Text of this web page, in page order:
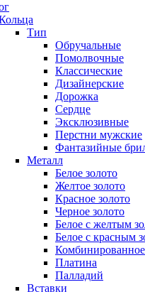
Тип
Обручальные
Помолвочные
Классические
Дизайнерские
Дорожка
Сердце
Эксклюзивные
Перстни мужские
Фантазийные
Металл
Белое золото
Желтое золото
Красное золото
Черное золото
Белое с желтым
Белое с красным
Комбинированное
Платина
Палладий
Вставки